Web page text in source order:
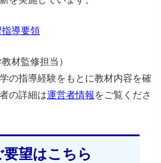
導要領
材監修担当）
の指導経験をもとに教材内容を確
の詳細は運営者情報 をご覧くださ
要望はこちら